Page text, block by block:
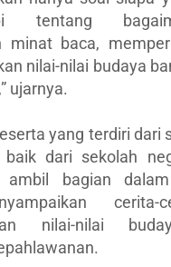
tentang
minat baca,
nilai-nilai budaya
ujarnya.
yang terdiri dari
dari sekolah
ambil bagian
cerita-
nilai-nilai